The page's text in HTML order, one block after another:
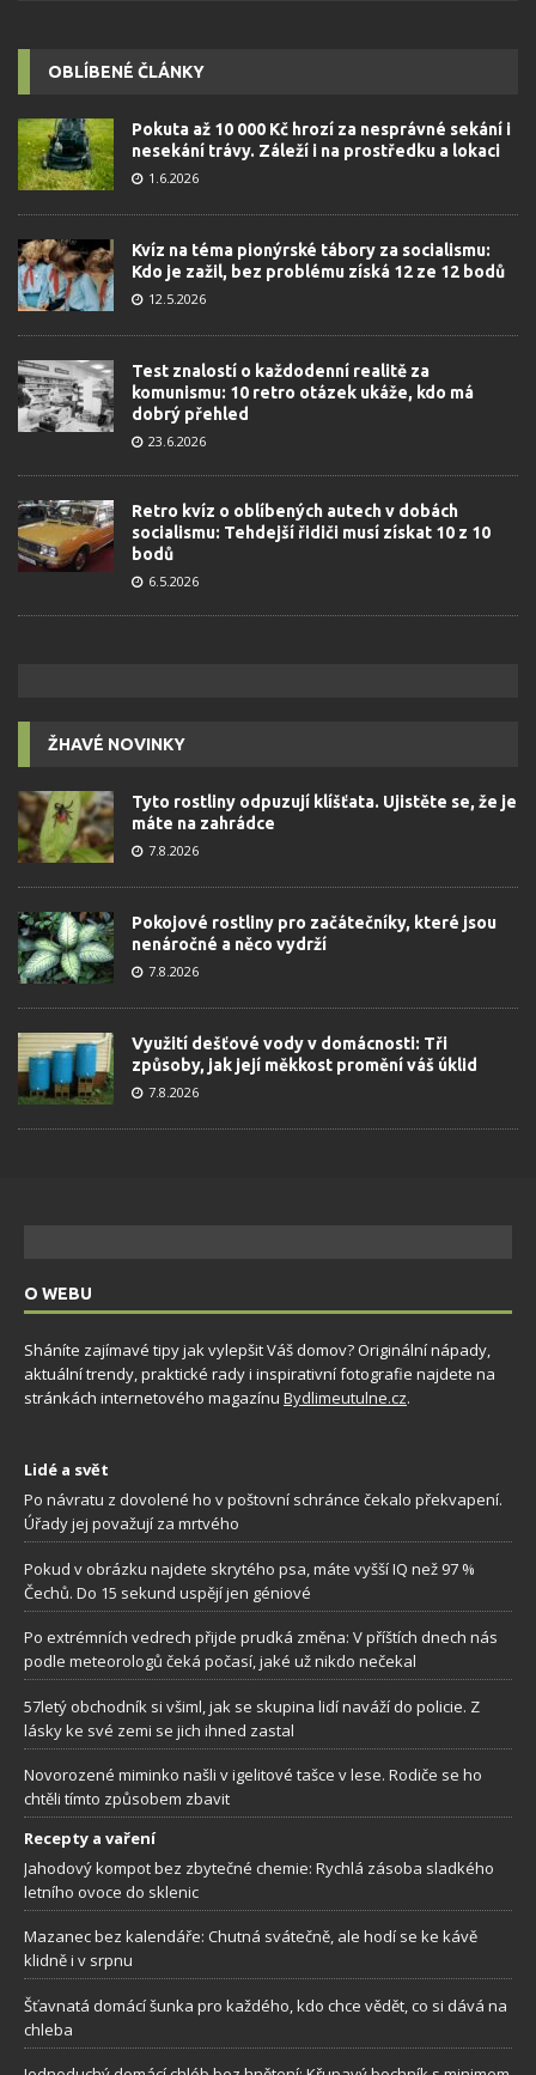
OBLÍBENÉ ČLÁNKY
Pokuta až 10 000 Kč hrozí za nesprávné sekání i
nesekání trávy. Záleží i na prostředku a lokaci
1.6.2026
Kvíz na téma pionýrské tábory za socialismu:
Kdo je zažil, bez problému získá 12 ze 12 bodů
12.5.2026
Test znalostí o každodenní realitě za
komunismu: 10 retro otázek ukáže, kdo má
dobrý přehled
23.6.2026
Retro kvíz o oblíbených autech v dobách
socialismu: Tehdejší řidiči musí získat 10 z 10
bodů
6.5.2026
ŽHAVÉ NOVINKY
Tyto rostliny odpuzují klíšťata. Ujistěte se, že je
máte na zahrádce
7.8.2026
Pokojové rostliny pro začátečníky, které jsou
nenáročné a něco vydrží
7.8.2026
Využití dešťové vody v domácnosti: Tři
způsoby, jak její měkkost promění váš úklid
7.8.2026
O WEBU
Sháníte zajímavé tipy jak vylepšit Váš domov? Originální nápady,
aktuální trendy, praktické rady i inspirativní fotografie najdete na
stránkách internetového magazínu Bydlimeutulne.cz.
Lidé a svět
Po návratu z dovolené ho v poštovní schránce čekalo překvapení.
Úřady jej považují za mrtvého
Pokud v obrázku najdete skrytého psa, máte vyšší IQ než 97 %
Čechů. Do 15 sekund uspějí jen géniové
Po extrémních vedrech přijde prudká změna: V příštích dnech nás
podle meteorologů čeká počasí, jaké už nikdo nečekal
57letý obchodník si všiml, jak se skupina lidí naváží do policie. Z
lásky ke své zemi se jich ihned zastal
Novorozené miminko našli v igelitové tašce v lese. Rodiče se ho
chtěli tímto způsobem zbavit
Recepty a vaření
Jahodový kompot bez zbytečné chemie: Rychlá zásoba sladkého
letního ovoce do sklenic
Mazanec bez kalendáře: Chutná svátečně, ale hodí se ke kávě
klidně i v srpnu
Šťavnatá domácí šunka pro každého, kdo chce vědět, co si dává na
chleba